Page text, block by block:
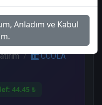
CCOLA
44.45 ₺
ve Kabul